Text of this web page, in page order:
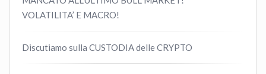
VOLATILITA’ E MACRO!
Discutiamo sulla CUSTODIA delle CRYPTO